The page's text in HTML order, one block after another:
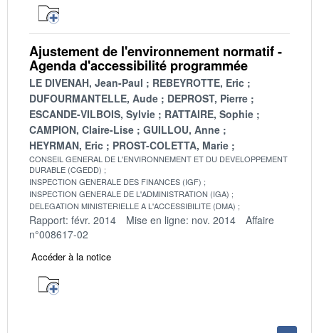
Ajustement de l'environnement normatif -
Agenda d'accessibilité programmée
LE DIVENAH, Jean-Paul
REBEYROTTE, Eric
DUFOURMANTELLE, Aude
DEPROST, Pierre
ESCANDE-VILBOIS, Sylvie
RATTAIRE, Sophie
CAMPION, Claire-Lise
GUILLOU, Anne
HEYRMAN, Eric
PROST-COLETTA, Marie
CONSEIL GENERAL DE L'ENVIRONNEMENT ET DU DEVELOPPEMENT
DURABLE (CGEDD)
INSPECTION GENERALE DES FINANCES (IGF)
INSPECTION GENERALE DE L'ADMINISTRATION (IGA)
DELEGATION MINISTERIELLE A L'ACCESSIBILITE (DMA)
Rapport: févr. 2014 Mise en ligne: nov. 2014
Affaire
n°008617-02
Accéder à la notice